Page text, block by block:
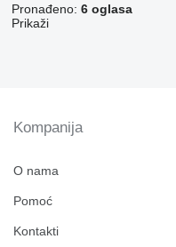
Pronađeno: 6 oglasa
Prikaži
Kompanija
O nama
Pomoć
Kontakti